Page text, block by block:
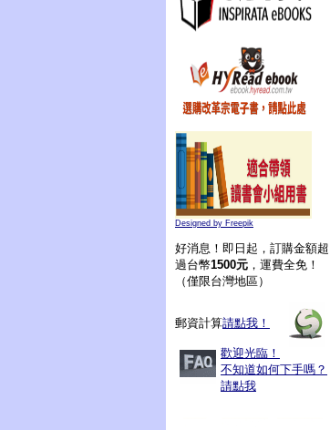
Designed by Freepik
好消息！即日起，訂購金額超
過台幣1500元 ，運費全免！
（僅限台灣地區）
郵資計算請點我！
歡迎光臨！
不知道如何下手嗎？
請點我